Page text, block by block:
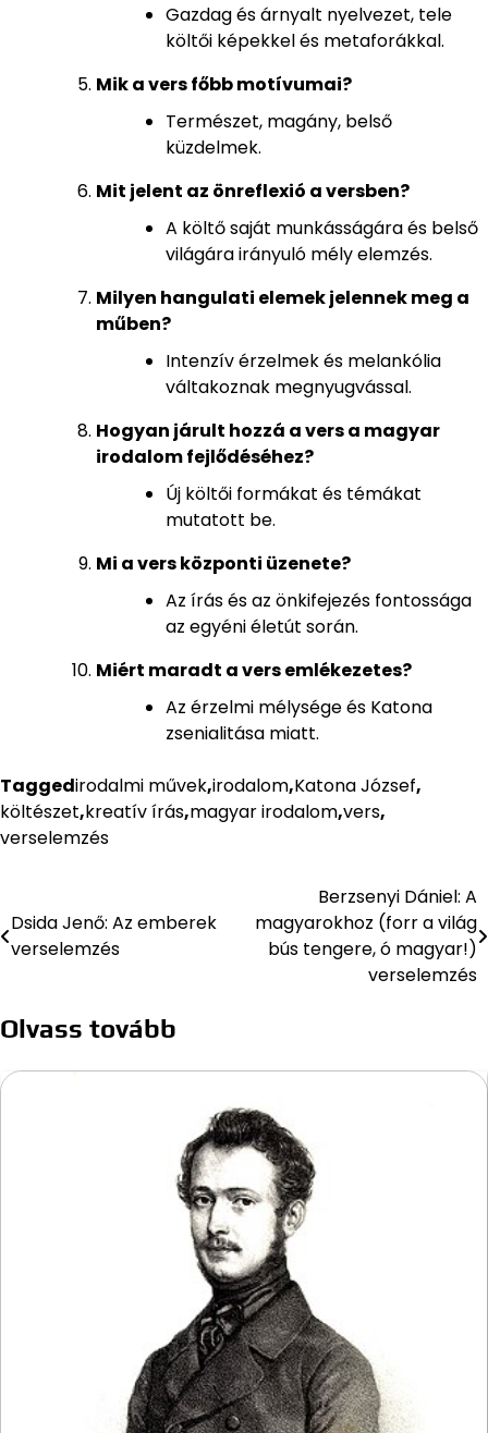
Gazdag és árnyalt nyelvezet, tele
költői képekkel és metaforákkal.
Mik a vers főbb motívumai?
Természet, magány, belső
küzdelmek.
Mit jelent az önreflexió a versben?
A költő saját munkásságára és belső
világára irányuló mély elemzés.
Milyen hangulati elemek jelennek meg a
műben?
Intenzív érzelmek és melankólia
váltakoznak megnyugvással.
Hogyan járult hozzá a vers a magyar
irodalom fejlődéséhez?
Új költői formákat és témákat
mutatott be.
Mi a vers központi üzenete?
Az írás és az önkifejezés fontossága
az egyéni életút során.
Miért maradt a vers emlékezetes?
Az érzelmi mélysége és Katona
zsenialitása miatt.
Taggedirodalmi művek,irodalom,Katona József,
költészet,kreatív írás,magyar irodalom,vers,
verselemzés
navigáció
Dsida Jenő: Az emberek
verselemzés
Berzsenyi Dániel: A
magyarokhoz (forr a világ
bús tengere, ó magyar!)
verselemzés
Olvass tovább